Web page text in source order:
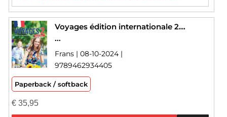
Voyages édition internationale 2 livre de l'élève
...
Frans | 08-10-2024 |
9789462934405
Paperback / softback
€35,95